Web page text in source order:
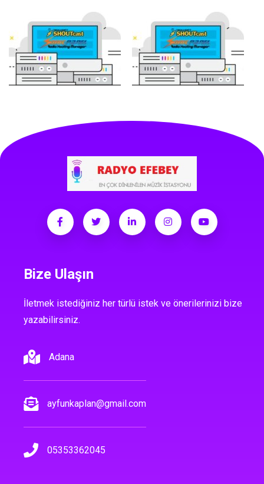
Bize Ulaşın
İletmek istediğiniz her türlü istek ve önerilerinizi bize
yazabilirsiniz.
Adana
ayfunkaplan@gmail.com
05353362045